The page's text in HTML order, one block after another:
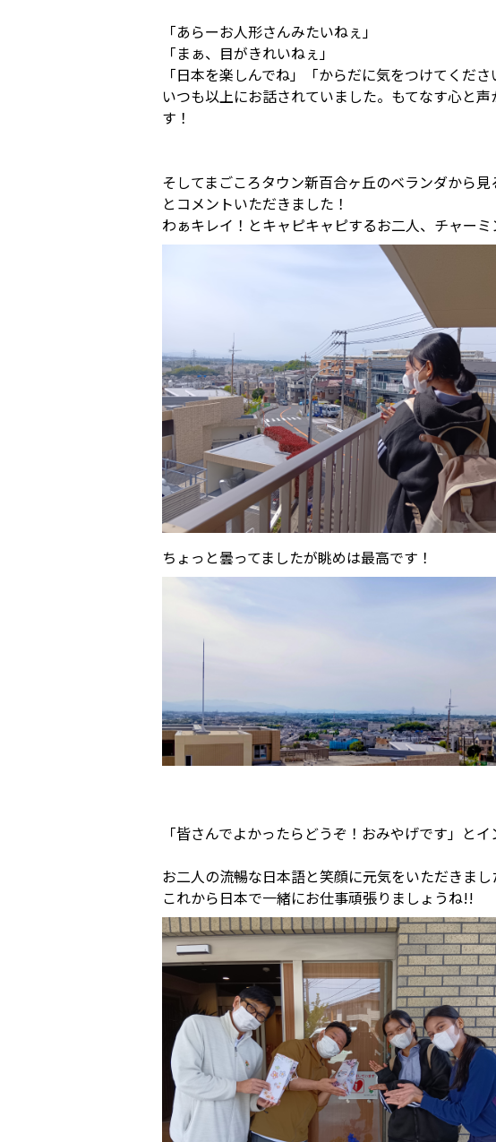
「あらーお人形さんみたいねぇ」
「まぁ、目がきれいねぇ」
「日本を楽しんでね」「からだに気をつけてくだ
いつも以上にお話されていました。もてなす心と
す！
そしてまごころタウン新百合ヶ丘のベランダから
とコメントいただきました！
わぁキレイ！とキャピキャピするお二人、チャーミ
ちょっと曇ってましたが眺めは最高です！
「皆さんでよかったらどうぞ！おみやげです」と
お二人の流暢な日本語と笑顔に元気をいただきまし
これから日本で一緒にお仕事頑張りましょうね!!